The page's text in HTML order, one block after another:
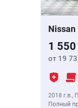
1
от 19
2018 г.в.,
Полный